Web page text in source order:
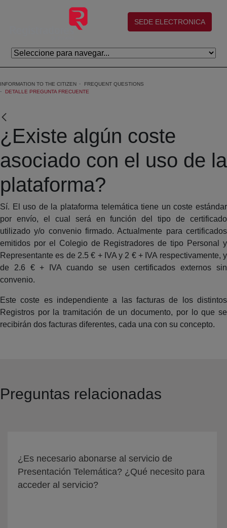
Skip to Main Content
(abre en nueva ventana)
SEDE ELECTRONICA
INFORMATION TO THE CITIZEN
FREQUENT QUESTIONS
DETALLE PREGUNTA FRECUENTE
¿Existe algún coste
asociado con el uso de la
plataforma?
Sí. El uso de la plataforma telemática tiene un coste estándar
por envío, el cual será en función del tipo de certificado
utilizado y/o convenio firmado. Actualmente para certificados
emitidos por el Colegio de Registradores de tipo Personal y
Representante es de 2.5 € + IVA y 2 € + IVA respectivamente, y
de 2.6 € + IVA cuando se usen certificados externos sin
convenio.
Este coste es independiente a las facturas de los distintos
Registros por la tramitación de un documento, por lo que se
recibirán dos facturas diferentes, cada una con su concepto.
Preguntas relacionadas
¿Es necesario abonarse al servicio de
Presentación Telemática? ¿Qué necesito para
acceder al servicio?